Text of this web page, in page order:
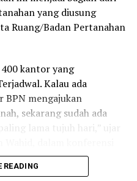
yang diusung
Ruang/Badan Pertanahan
400 kantor yang
Kalau ada
BPN mengajukan
sekarang sudah ada
lama tujuh hari,” ujar
ATR/BPN, Jakarta,
READING